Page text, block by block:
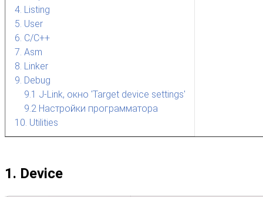
4. Listing
5. User
6. C/C++
7. Asm
8. Linker
9. Debug
9.1 J-Link, окно 'Target device settings'
9.2 Настройки программатора
10. Utilities
1. Device